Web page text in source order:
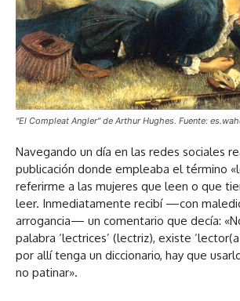
"El Compleat Angler" de Arthur Hughes. Fuente:
Navegando un día en las redes sociales
publicación donde empleaba el término
referirme a las mujeres que leen o que
leer. Inmediatamente recibí —con
arrogancia— un comentario que decía:
palabra ‘lectrices’ (lectriz), existe
por allí tenga un diccionario, hay que
no patinar».